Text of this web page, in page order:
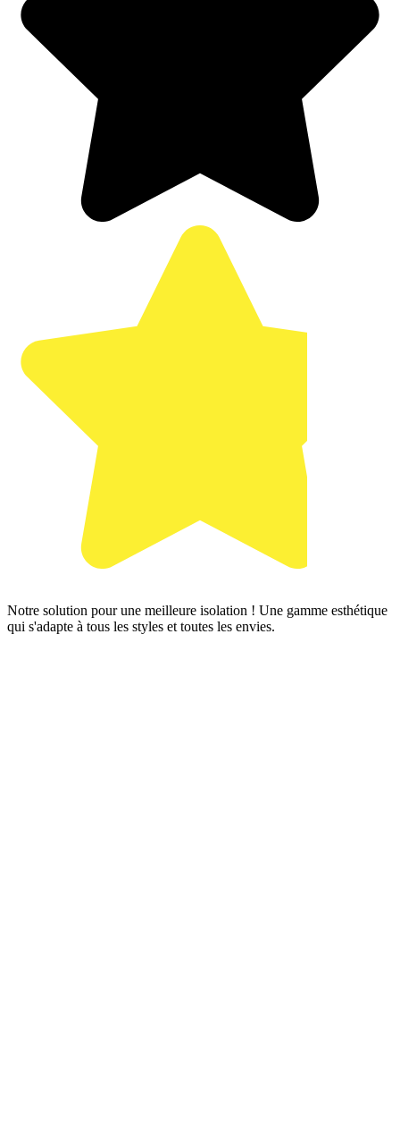
Notre solution pour une meilleure isolation ! Une gamme esthétique
qui s'adapte à tous les styles et toutes les envies.